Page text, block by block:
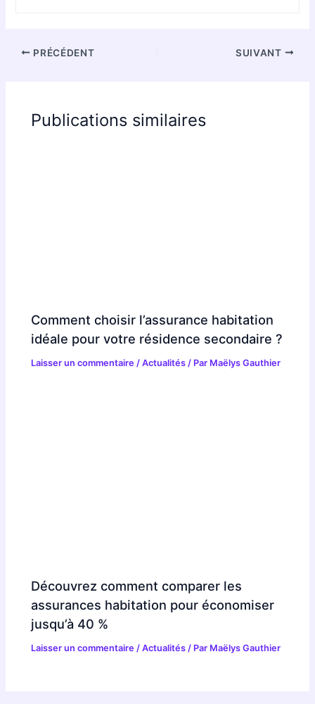
PRÉCÉDENT SUIVANT
Publications similaires
Comment choisir l’assurance habitation
idéale pour votre résidence secondaire ?
Laisser un commentaire /Actualités / Par Maëlys Gauthier
Découvrez comment comparer les
assurances habitation pour économiser
jusqu’à 40 %
Laisser un commentaire /Actualités / Par Maëlys Gauthier